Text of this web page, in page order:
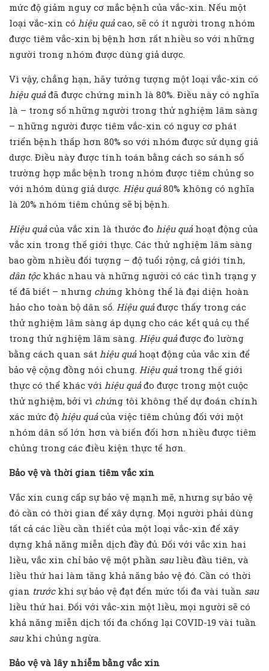
mức độ giảm nguy cơ mắc bệnh của vắc-xin. Nếu một
loại vắc-xin có hiệu quảcao, sẽ có ít người trong nhóm
được tiêm vắc-xin bị bệnh hơn rất nhiều so với những
người trong nhóm được dùng giả dược.
Vì vậy, chẳng hạn, hãy tưởng tượng một loại vắc-xin có
hiệu quảđã được chứng minh là 80%. Điều này có nghĩa
là – trong số những người trong thử nghiệm lâm sàng
– những người được tiêm vắc-xin có nguy cơ phát
triển bệnh thấp hơn 80% so với nhóm được sử dụng giả
dược. Điều này được tính toán bằng cách so sánh số
trường hợp mắc bệnh trong nhóm được tiêm chủng so
với nhóm dùng giả dược. Hiệu quả80% không có nghĩa
là 20% nhóm tiêm chủng sẽ bị bệnh.
Hiệu quảcủa vắc xin là thước đo hiệu quả hoạt động của
vắc xin trong thế giới thực. Các thử nghiệm lâm sàng
bao gồm nhiều đối tượng – độ tuổi rộng, cả giới tính,
dân tộc khác nhau và những người có các tình trạng y
tế đã biết – nhưng chúng không thể là đại diện hoàn
hảo cho toàn bộ dân số. Hiệu quảđược thấy trong các
thử nghiệm lâm sàng áp dụng cho các kết quả cụ thể
trong thử nghiệm lâm sàng. Hiệu quảđược đo lường
bằng cách quan sát hiệu quả hoạt động của vắc xin để
bảo vệ cộng đồng nói chung. Hiệu quả trong thế giới
thực có thể khác với hiệu quảđo được trong một cuộc
thử nghiệm, bởi vì chúng tôi không thể dự đoán chính
xác mức độ hiệu quảcủa việc tiêm chủng đối với một
nhóm dân số lớn hơn và biến đổi hơn nhiều được tiêm
chủng trong các điều kiện thực tế hơn.
Bảo vệ và thời gian tiêm vắc xin
Vắc xin cung cấp sự bảo vệ mạnh mẽ, nhưng sự bảo vệ
đó cần có thời gian để xây dựng. Mọi người phải dùng
tất cả các liều cần thiết của một loại vắc-xin để xây
dựng khả năng miễn dịch đầy đủ. Đối với vắc xin hai
liều, vắc xin chỉ bảo vệ một phần sau liều đầu tiên, và
liều thứ hai làm tăng khả năng bảo vệ đó. Cần có thời
gian trước khi sự bảo vệ đạt đến mức tối đa vài tuần sau
liều thứ hai. Đối với vắc-xin một liều, mọi người sẽ có
khả năng miễn dịch tối đa chống lại COVID-19 vài tuần
sau khi chủng ngừa.
Bảo vệ và lây nhiễm bằng vắc xin